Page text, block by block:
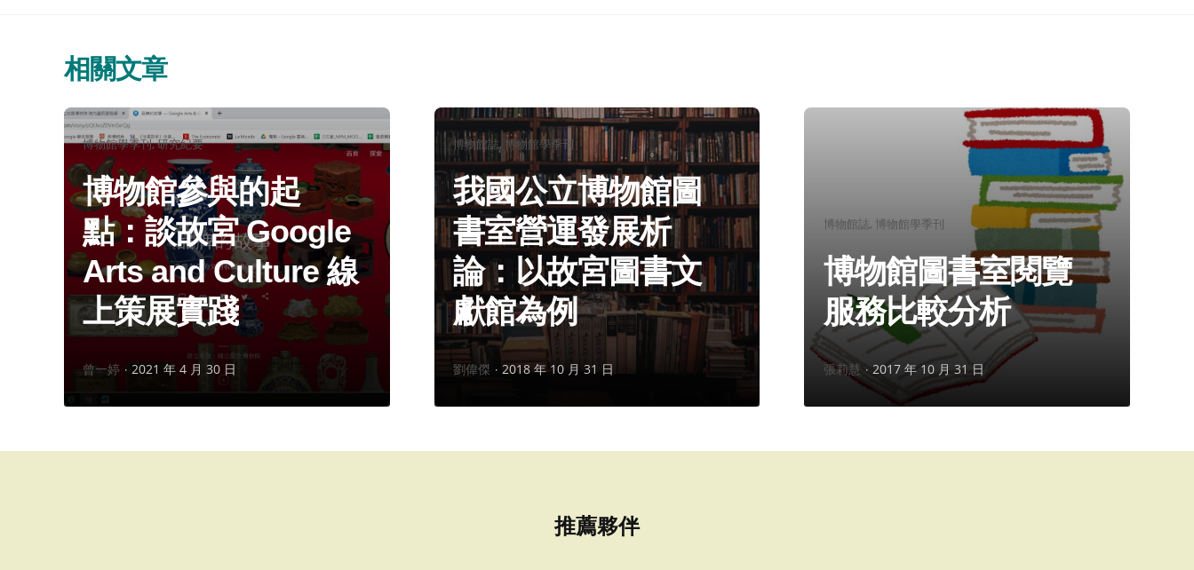
相關文章
分
類：
博物館學季刊 研究紀要
博物館參與的起
點：談故宮 Google
Arts and Culture 線
上策展實踐
作
曾一婷 2021 年 4 月 30 日
分
類：
博物館誌 博物館學季刊
我國公立博物館圖
書室營運發展析
論：以故宮圖書文
獻館為例
作
劉偉傑 2018 年 10 月 31 日
分
類：
博物館誌 博物館學季刊
博物館圖書室閱覽
服務比較分析
作
張莉慧 2017 年 10 月 31 日
推薦夥伴